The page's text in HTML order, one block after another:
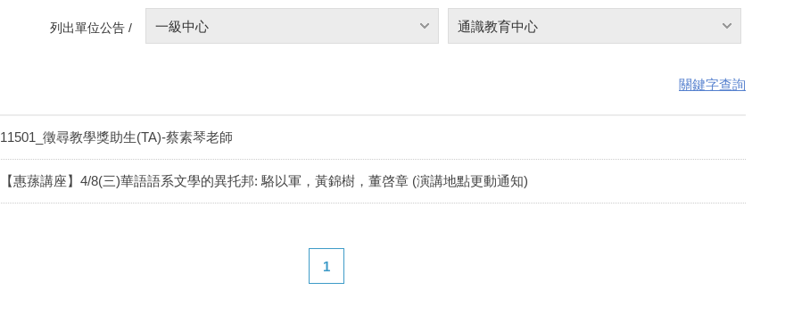
列出單位公告 / 一級中心 通識教育中心
關鍵字查詢
11501_徵尋教學獎助生(TA)-蔡素琴老師
【惠蓀講座】4/8(三)華語語系文學的異托邦: 駱以軍，黃錦樹，董啓章 (演講地點更動通知)
1